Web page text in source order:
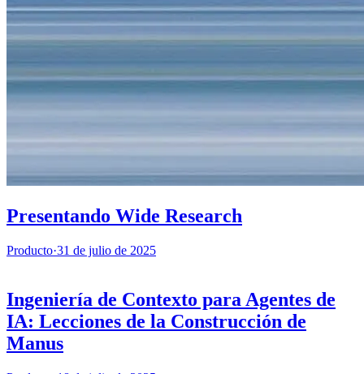
Presentando Wide Research
Producto·31 de julio de 2025
Ingeniería de Contexto para Agentes de
IA: Lecciones de la Construcción de
Manus